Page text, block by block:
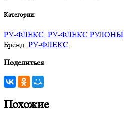
Категории:
РУ-ФЛЕКС, РУ-ФЛЕКС РУЛОНЫ
Бренд: РУ-ФЛЕКС
Поделиться
Похожие